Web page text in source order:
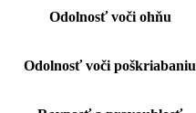
Odolnosť voči ohňu
Odolnosť voči poškriabaniu